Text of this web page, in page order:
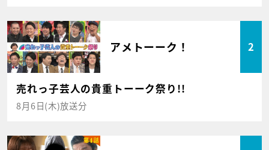
アメトーーク！ 2
売れっ子芸人の貴重トーーク祭り!!
8月6日(木)放送分